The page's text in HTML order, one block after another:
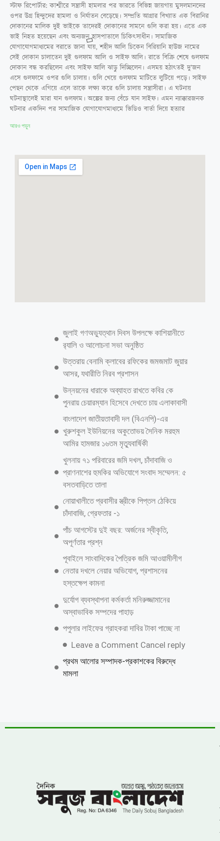
স্টাফ রিপোর্টার: কাশ্মীরে সন্ত্রাসী হামলার পর ভারতে বিভিন্ন জায়গায় মুসলমানদের
ওপর উগ্র হিন্দুদের হামলা ও নির্যাতন বেড়েছে। সম্প্রতি আগ্রার বিখ্যাত এক বিরানির
দোকানের মালিক দুই ভাইকে তাদেরই দোকানের সামনে গুলি করা হয়। এতে এক
ভাই নিহত হয়েছেন এবং অন্যজন হাসপাতালে চিকিৎসাধীন। সামাজিক
যোগাযোগমাধ্যমের বরাতে জানা যায়, শহীদ আলি চিকেন বিরিয়ানি হাউজ নামের
সেই দোকান চালাতেন দুই গুলফাম আলি ও সাইফ আলি। রাতে বিক্রি শেষে গুলফাম
দোকান বন্ধ করছিলেন এবং সাইফ আলি ঝাড়ু দিচ্ছিলেন। এসময় হঠাৎতই দু’জন
এসে গুলফামে ওপর গুলি চালায়। গুলি খেয়ে গুলফাম মাটিতে লুটিয়ে পড়ে। সাইফ
পেছন থেকে এগিয়ে এলে তাকে লক্ষ্য করে গুলি চালায় সন্ত্রাসীরা। এ ঘটনায়
ঘটনাস্থালেই মারা যান গুলফাম। অল্পের জন্য বেঁচে যান সাইফ। এমন ন্যাক্কারজনক
ঘটনার একদিন পর সামাজিক যোগাযোগমাধ্যমে ভিডিও বার্তা দিয়ে হত্যার
আরও পড়ুন
ডেস্ক রিপোর্টঃ রাজধানীর যানজট কমাতে এবং ট্রাফিক ব্যবস্থাপনাকে আরও
প্রযুক্তিনির্ভর করতে ১২০টি গুরুত্বপূর্ণ মোড়ে আগামী ছয় মাসের মধ্যে সেমি-
অটোমেটিক ট্রাফিক সিগন্যাল ব্যবস্থা চালুর পরিকল্পনা নিয়েছে ঢাকা মহানগর পুলিশ
(ডিএমপি)। বর্তমানে নগরীর ১২টি মোড়ে এ ব্যবস্থা চালু রয়েছে। ট্রাফিক বিভাগ
আশা করছে, আগামী এক মাসের মধ্যেই এই সংখ্যা ৬০টি অতিক্রম করবে। এর
পাশাপাশি যানজট নিরসনে গত প্রায় এক বছরে রাজধানীর ৭৫টি স্থানে সড়ক
ডাইভারশন ও বিভিন্ন প্রকৌশলগত পরিবর্তন আনা হয়েছে। ভবিষ্যতে গ্লোবাল
পজিশনিং সিস্টেম (জিপিএস) ভিত্তিক ট্রাফিক পর্যবেক্ষণসহ আধুনিক প্রযুক্তির
সমন্বয়ে রাজধানীর ট্রাফিক ব্যবস্থাপনাকে আরও কার্যকর ও স্মার্ট করে তোলার
পরিকল্পনা রয়েছে ডিএমপির। সম্প্রতি এসব তথ্য জানিয়েছেন ডিএমপির অতিরিক্ত
পুলিশ কমিশনার (ট্রাফিক) আনিছুর রহমান। তিনি বলেন, বর্তমানে ডিএমপি ট্রাফিকে
প্রায় ৪ হাজার ১০০ সদস্য কর্মরত রয়েছেন। তবে ছুটি, প্রশিক্ষণ ও অসুস্থতার
জুলাই গণঅভ্যুত্থান দিবস উপলক্ষে কাশিয়ানীতে
উন্নয়নের ধারাকে অব্যাহত রাখতে কবির কে
আমির হামজার ১৬তম মৃত্যুবার্ষিকী
খুলনায় ৭১ পরিবারের জমি দখল, চাঁদাবাজি ও
প্রাণনাশের হুমকির অভিযোগে সংবাদ সম্মেলন: ৫